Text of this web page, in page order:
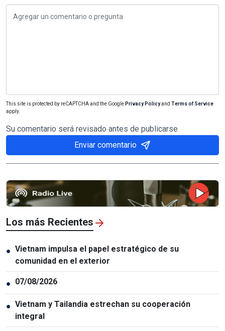
This site is protected by reCAPTCHA and the Google Privacy Policyand Terms of Service
apply.
Su comentario será revisado antes de publicarse
Enviar comentario
Los más Recientes
● Vietnam impulsa el papel estratégico de su
comunidad en el exterior
● 07/08/2026
● Vietnam y Tailandia estrechan su cooperación
integral